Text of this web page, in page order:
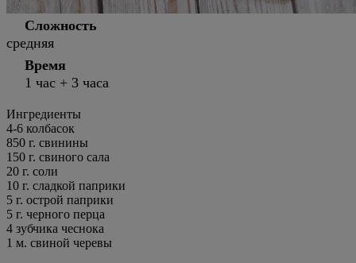
Сложность
средняя
Время
1 час + 3 часа
Ингредиенты
4-6 колбасок
850 г. свинины
150 г. свиного сала
20 г. соли
10 г. сладкой паприки
5 г. острой паприки
5 г. черного перца
4 зубчика чеснока
1 м. свиной черевы